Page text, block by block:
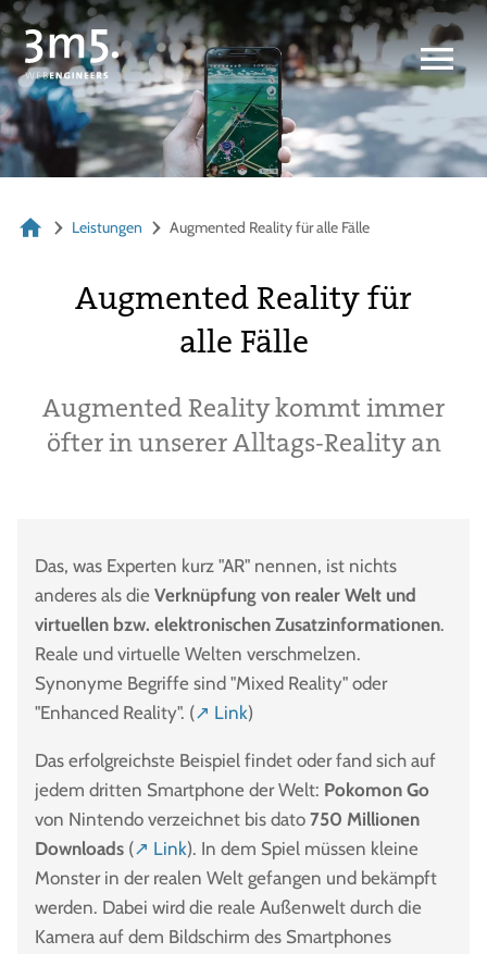
Leistungen Augmented Reality für alle Fälle
Augmented Reality für
alle Fälle
Augmented Reality kommt immer
öfter in unserer Alltags-Reality an
Das, was Experten kurz "AR" nennen, ist nichts
anderes als die Verknüpfung von realer Welt und
virtuellen bzw. elektronischen Zusatzinformationen.
Reale und virtuelle Welten verschmelzen.
Synonyme Begriffe sind "Mixed Reality" oder
"Enhanced Reality". (↗ Link)
Das erfolgreichste Beispiel findet oder fand sich auf
jedem dritten Smartphone der Welt: Pokomon Go
von Nintendo verzeichnet bis dato 750 Millionen
Downloads (↗ Link). In dem Spiel müssen kleine
Monster in der realen Welt gefangen und bekämpft
werden. Dabei wird die reale Außenwelt durch die
Kamera auf dem Bildschirm des Smartphones